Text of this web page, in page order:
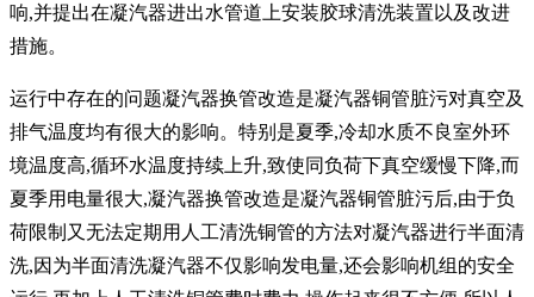
响,并提出在凝汽器进出水管道上安装胶球清洗装置以及改进
措施。
运行中存在的问题凝汽器换管改造是凝汽器铜管脏污对真空及
排气温度均有很大的影响。特别是夏季,冷却水质不良室外环
境温度高,循环水温度持续上升,致使同负荷下真空缓慢下降,而
夏季用电量很大,凝汽器换管改造是凝汽器铜管脏污后,由于负
荷限制又无法定期用人工清洗铜管的方法对凝汽器进行半面清
洗,因为半面清洗凝汽器不仅影响发电量,还会影响机组的安全